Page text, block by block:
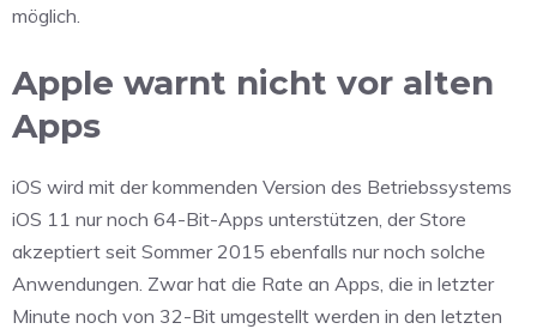
möglich.
Apple warnt nicht vor alten
Apps
iOS wird mit der kommenden Version des Betriebssystems
iOS 11 nur noch 64-Bit-Apps unterstützen, der Store
akzeptiert seit Sommer 2015 ebenfalls nur noch solche
Anwendungen. Zwar hat die Rate an Apps, die in letzter
Minute noch von 32-Bit umgestellt werden in den letzten